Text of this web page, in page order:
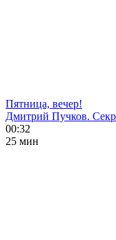
Пятница, вечер!
Дмитрий Пучков.
00:32
25 мин